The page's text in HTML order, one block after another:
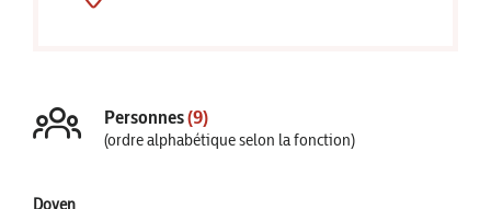
Personnes(9)
(ordre alphabétique selon la fonction)
Doyen